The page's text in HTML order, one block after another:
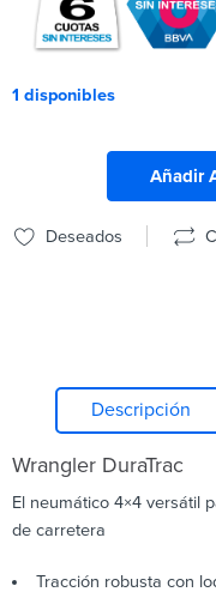
1 disponibles
Añadir
Deseados
Descripción
Wrangler DuraTrac
El neumático 4×4 versátil
de carretera
Tracción robusta con